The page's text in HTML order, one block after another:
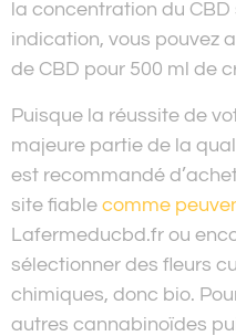
la concentration du
indication, vous pouvez
de CBD pour 500 ml de
Puisque la réussite de
majeure partie de la
est recommandé
site fiable comme
Lafermeducbd.fr ou
sélectionner des fleurs
chimiques, donc bio.
autres cannabinoïdes